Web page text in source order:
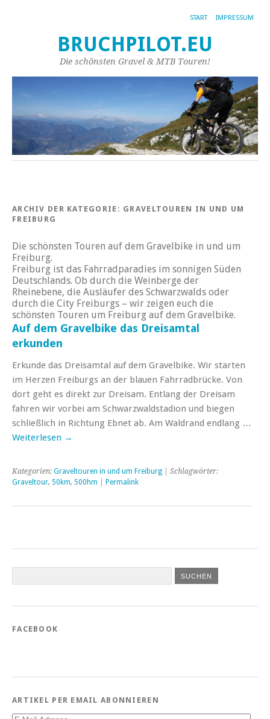
START IMPRESSUM
BRUCHPILOT.EU
Die schönsten Gravel & MTB Touren!
ARCHIV DER KATEGORIE: GRAVELTOUREN IN UND UM
FREIBURG
Die schönsten Touren auf dem Gravelbike in und um
Freiburg.
Freiburg ist das Fahrradparadies im sonnigen Süden
Deutschlands. Ob durch die Weinberge der
Rheinebene, die Ausläufer des Schwarzwalds oder
durch die City Freiburgs – wir zeigen euch die
schönsten Touren um Freiburg auf dem Gravelbike.
Auf dem Gravelbike das Dreisamtal
erkunden
Erkunde das Dreisamtal auf dem Gravelbike. Wir starten
im Herzen Freiburgs an der blauen Fahrradbrücke. Von
dort geht es direkt zur Dreisam. Entlang der Dreisam
fahren wir vorbei am Schwarzwaldstadion und biegen
schließlich in Richtung Ebnet ab. Am Waldrand endlang …
Weiterlesen →
Kategorien: Graveltouren in und um Freiburg | Schlagwörter:
Graveltour, 50km, 500hm Permalink
FACEBOOK
ARTIKEL PER EMAIL ABONNIEREN